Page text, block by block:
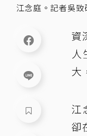
江念庭。記者吳致
資
人
大
江
卻